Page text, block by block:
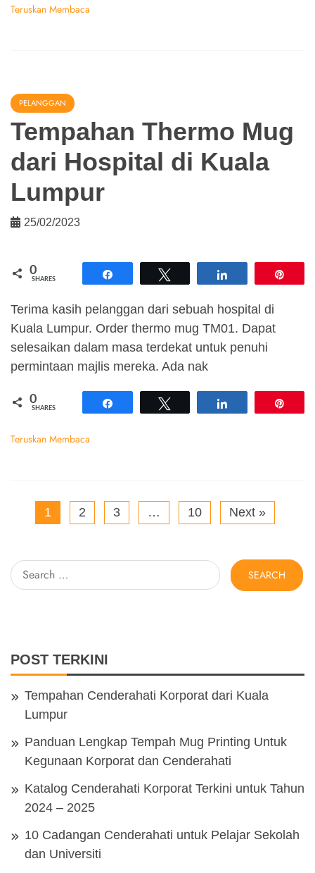
Teruskan Membaca
PELANGGAN
Tempahan Thermo Mug
dari Hospital di Kuala
Lumpur
25/02/2023
0
SHARES
Terima kasih pelanggan dari sebuah hospital di
Kuala Lumpur. Order thermo mug TM01. Dapat
selesaikan dalam masa terdekat untuk penuhi
permintaan majlis mereka. Ada nak
0
SHARES
Teruskan Membaca
1 2 3 … 10 Next »
Search
for:
POST TERKINI
Tempahan Cenderahati Korporat dari Kuala
Lumpur
Panduan Lengkap Tempah Mug Printing Untuk
Kegunaan Korporat dan Cenderahati
Katalog Cenderahati Korporat Terkini untuk Tahun
2024 – 2025
10 Cadangan Cenderahati untuk Pelajar Sekolah
dan Universiti